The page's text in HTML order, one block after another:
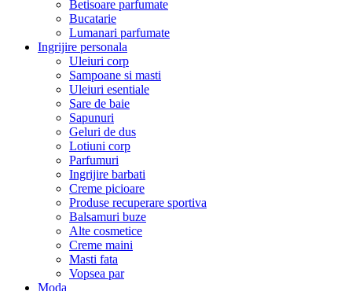
Betisoare parfumate
Bucatarie
Lumanari parfumate
Ingrijire personala
Uleiuri corp
Sampoane si masti
Uleiuri esentiale
Sare de baie
Sapunuri
Geluri de dus
Lotiuni corp
Parfumuri
Ingrijire barbati
Creme picioare
Produse recuperare sportiva
Balsamuri buze
Alte cosmetice
Creme maini
Masti fata
Vopsea par
Moda